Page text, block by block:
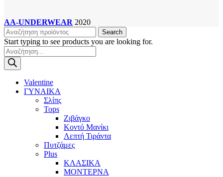
AA-UNDERWEAR 2020
Search
Start typing to see products you are looking for.
Products
search
Valentine
ΓΥΝΑΙΚΑ
Σλίπς
Tops
Ζιβάγκο
Κοντό Μανίκι
Λεπτή Τιράντα
Πυτζάμες
Plus
ΚΛΑΣΙΚΑ
ΜΟΝΤΕΡΝΑ